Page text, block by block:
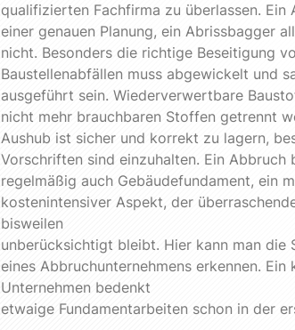
qualifizierten Fachfirma zu überlassen. Ein
einer genauen Planung, ein Abrissbagger
nicht. Besonders die richtige Beseitigung
Baustellenabfällen muss abgewickelt und
ausgeführt sein. Wiederverwertbare
nicht mehr brauchbaren Stoffen getrennt
Aushub ist sicher und korrekt zu lagern,
Vorschriften sind einzuhalten. Ein Abbruch
regelmäßig auch Gebäudefundament, ein
kostenintensiver Aspekt, der
bisweilen
unberücksichtigt bleibt. Hier kann man die
eines Abbruchunternehmens erkennen. Ein
Unternehmen bedenkt
etwaige Fundamentarbeiten schon in der